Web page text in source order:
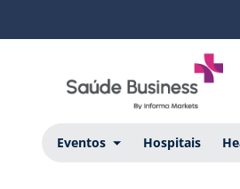
Eventos Hospitais